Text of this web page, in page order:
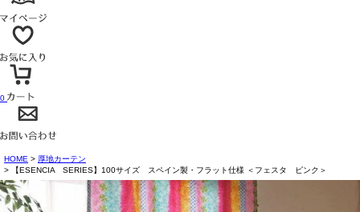
0
HOME
厚地カーテン
【ESENCIA SERIES】100サイズ スペイン製・フラット仕様 ＜フェスタ ピンク＞